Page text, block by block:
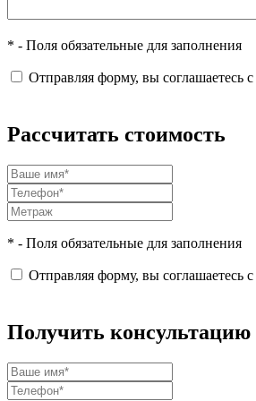
* - Поля обязательные для заполнения
Отправляя форму, вы соглашаетесь с
Рассчитать стоимость
* - Поля обязательные для заполнения
Отправляя форму, вы соглашаетесь с
Получить консультацию